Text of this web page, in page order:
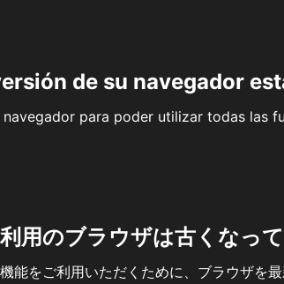
de su navegador
para poder utilizar todas las
用のブラウザは古くなっ
能をご利用いただくために、ブラウザを最